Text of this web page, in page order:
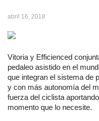
abril 16, 2018
Vitoria y Efficienced
pedaleo asistido en el
que integran el sistema de
y con más autonomía del
fuerza del ciclista
momento que lo necesite.